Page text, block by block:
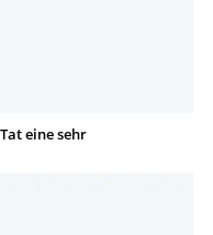
eine sehr